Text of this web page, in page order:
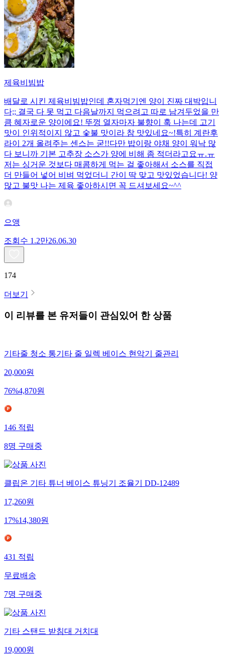
제육비빔밥
배달로 시킨 제육비빔밥인데 혼자먹기엔 양이 진짜 대박입니
다;; 결국 다 못 먹고 다음날까지 먹으려고 따로 남겨두었을 만
큼 혜자로운 양이에요! 뚜껑 열자마자 불향이 훅 나는데 고기
맛이 인위적이지 않고 숯불 맛이라 참 맛있네요~!특히 계란후
라이 2개 올려주는 센스는 굳!! ​다만 밥이랑 야채 양이 워낙 많
다 보니까 기본 고추장 소스가 양에 비해 좀 적더라고요ㅠ.ㅠ
저는 싱거운 것보다 매콤하게 먹는 걸 좋아해서 소스를 직접
더 만들어 넣어 비벼 먹었더니 간이 딱 맞고 맛있었습니다! 양
많고 불맛 나는 제육 좋아하시면 꼭 드셔보세요~^^
으앵
조회수 1.2만26.06.30
174
더보기
이 리뷰를 본 유저들이 관심있어 한 상품
기타줄 청소 통기타 줄 일렉 베이스 현악기 줄관리
20,000원
76%4,870원
146 적립
8명 구매중
클립온 기타 튜너 베이스 튜닝기 조율기 DD-12489
17,260원
17%14,380원
431 적립
무료배송
7명 구매중
기타 스탠드 받침대 거치대
19,000원